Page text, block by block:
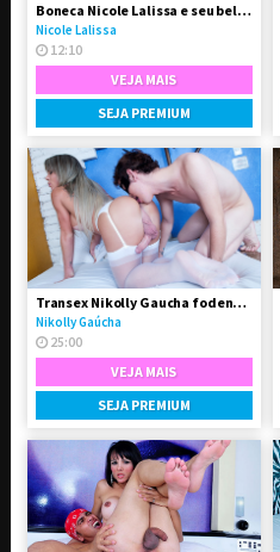
Boneca Nicole Lalissa e seu belo e grande dote
Nicole Lalissa
12:10
VEJA MAIS
SEJA PREMIUM
Transex Nikolly Gaucha fodendo o boy Marquinhos
Nikolly Gaúcha
25:00
VEJA MAIS
SEJA PREMIUM